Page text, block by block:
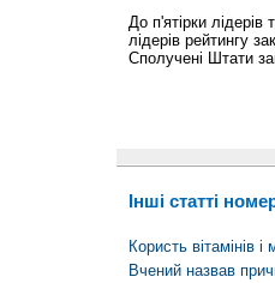
До п'ятірки лідерів
лідерів рейтингу
Сполучені Штати
Інші статті
Користь вітамінів і
Вчений назвав